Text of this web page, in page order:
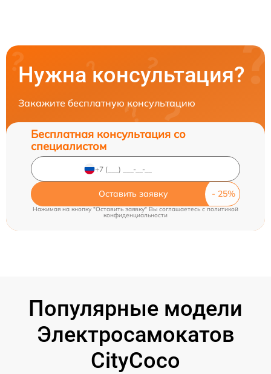
Нужна консультация?
Закажите бесплатную консультацию
Бесплатная консультация со
специалистом
Оставить заявку
Нажимая на кнопку "Оставить заявку" Вы соглашаетесь cполитикой
конфиденциальности
Популярные модели
Электросамокатов
CityCoco